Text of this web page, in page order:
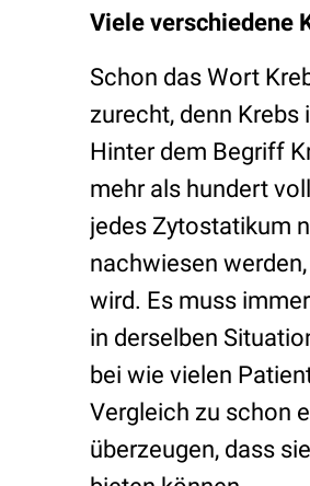
Viele verschiedene
Schon das Wort
zurecht, denn
Hinter dem Begriff
mehr als hundert
jedes Zytostatikum
nachwiesen
wird. Es muss
in derselben
bei wie vielen
Vergleich zu schon
überzeugen, dass